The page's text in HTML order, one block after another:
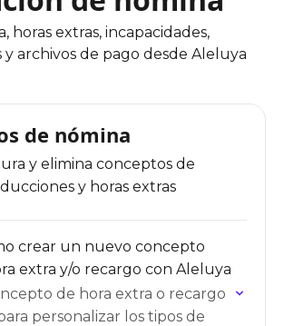
horas extras, incapacidades,
y archivos de pago desde Aleluya
de nómina
y elimina conceptos de
y horas extras
crear un nuevo concepto
extra y/o recargo con Aleluya
de hora extra o recargo
personalizar los tipos de